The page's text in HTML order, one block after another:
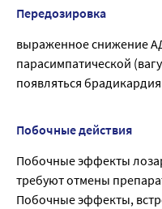
Передозировка
выраженное снижение
парасимпатической
появляться брадикардия
Побочные действия
Побочные эффекты
требуют отмены
Побочные эффекты,